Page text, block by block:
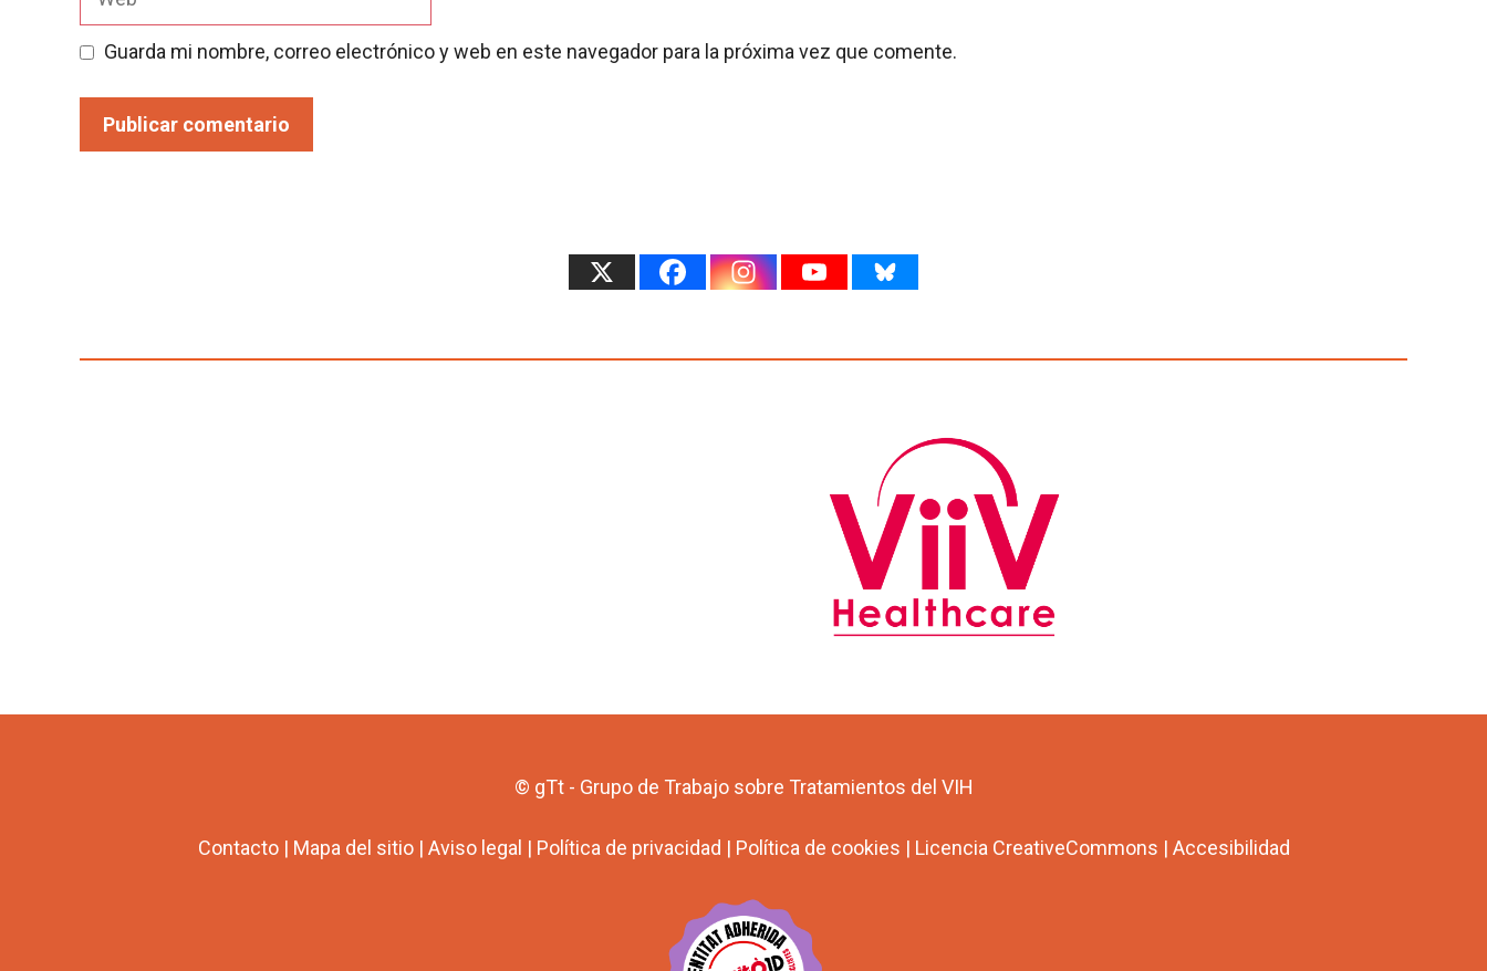
Guarda mi nombre, correo electrónico y web en este navegador para la próxima vez que comente.
© gTt - Grupo de Trabajo sobre Tratamientos del VIH
Contacto| Mapa del sitio| Aviso legal | Política de privacidad | Política de cookies | Licencia CreativeCommons | Accesibilidad